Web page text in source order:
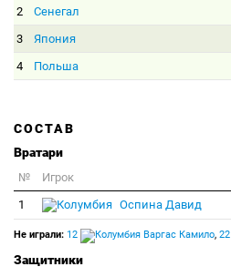
2
Сенегал
3
Япония
4
Польша
СОСТАВ
Вратари
№ Игрок
1
Оспина Давид
Не играли: 12 Варгас Камило, 22
Защитники